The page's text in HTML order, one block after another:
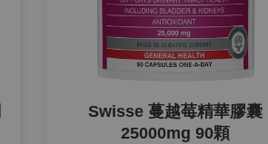
Swisse 蔓越莓精華膠囊
25000mg 90顆